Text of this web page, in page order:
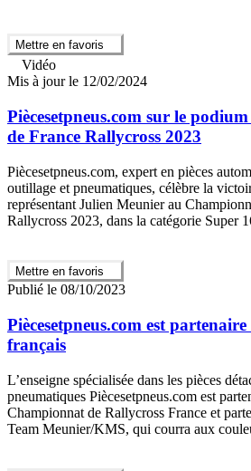
Mettre en favoris
Vidéo
Mis à jour le 12/02/2024
Piècesetpneus.com sur le
de France Rallycross 2023
Piècesetpneus.com, expert en pièces
outillage et pneumatiques, célèbre la
représentant Julien Meunier au
Rallycross 2023, dans la catégorie Super
Mettre en favoris
Publié le 08/10/2023
Piècesetpneus.com est
français
L’enseigne spécialisée dans les pièces
pneumatiques Piècesetpneus.com est
Championnat de Rallycross France et
Team Meunier/KMS, qui courra aux